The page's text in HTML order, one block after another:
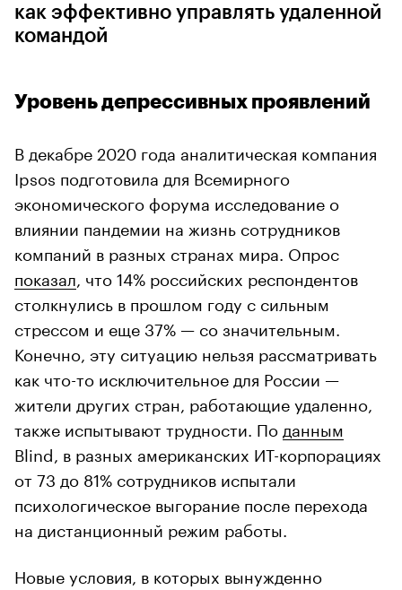
как эффективно управлять удаленной
командой
Уровень депрессивных проявлений
В декабре 2020 года аналитическая компания
Ipsos подготовила для Всемирного
экономического форума исследование о
влиянии пандемии на жизнь сотрудников
компаний в разных странах мира. Опрос
показал , что 14% российских респондентов
столкнулись в прошлом году с сильным
стрессом и еще 37% — со значительным.
Конечно, эту ситуацию нельзя рассматривать
как что-то исключительное для России —
жители других стран, работающие удаленно,
также испытывают трудности. По данным
Blind, в разных американских ИТ-корпорациях
от 73 до 81% сотрудников испытали
психологическое выгорание после перехода
на дистанционный режим работы.
Новые условия, в которых вынужденно